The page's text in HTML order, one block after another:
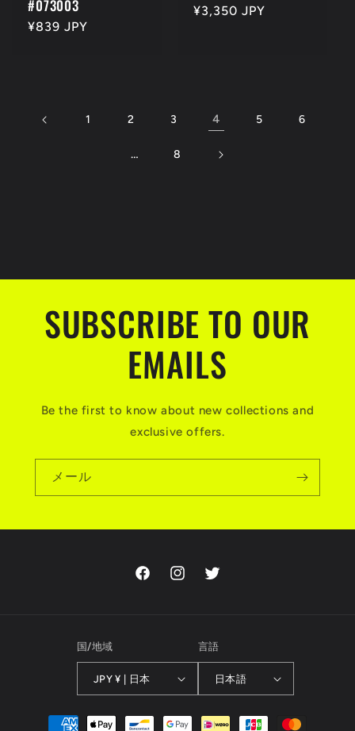
#073003
通
¥839 JPY
通
¥3,350 JPY
1 2 3 4 5 6
… 8
SUBSCRIBE TO OUR
EMAILS
Be the first to know about new collections and
exclusive offers.
メール
FacebookInstagramTwitter
国/地域
JPY ¥ | 日本
言語
日本語